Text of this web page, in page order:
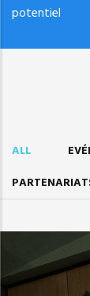
potentiel
ALL